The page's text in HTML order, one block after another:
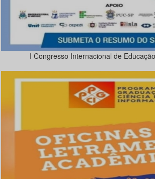
I Congresso Internacional de